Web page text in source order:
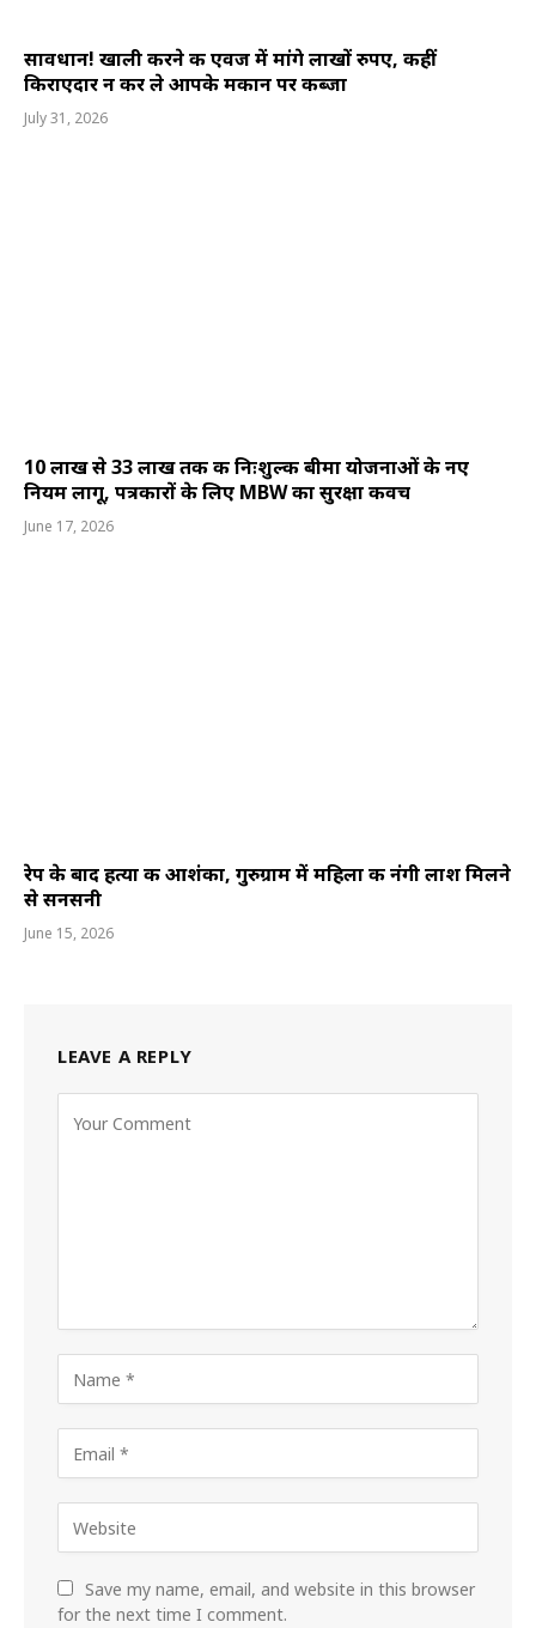
सावधान! खाली करने की एवज में मांगे लाखों रुपए, कहीं
किराएदार न कर ले आपके मकान पर कब्जा
July 31, 2026
10 लाख से 33 लाख तक की निःशुल्क बीमा योजनाओं के नए
नियम लागू, पत्रकारों के लिए MBW का सुरक्षा कवच
June 17, 2026
रेप के बाद हत्या की आशंका, गुरुग्राम में महिला की नंगी लाश मिलने
से सनसनी
June 15, 2026
LEAVE A REPLY
Save my name, email, and website in this browser
for the next time I comment.